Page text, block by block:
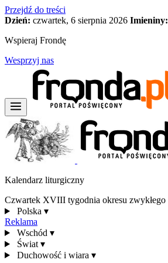
Przejdź do treści
Dzień: czwartek, 6 sierpnia 2026 Imieniny:
Wspieraj Frondę
Wesprzyj nas
Kalendarz liturgiczny
Czwartek XVIII tygodnia okresu zwykłego
Polska ▾
Reklama
Wschód ▾
Świat ▾
Duchowość i wiara ▾